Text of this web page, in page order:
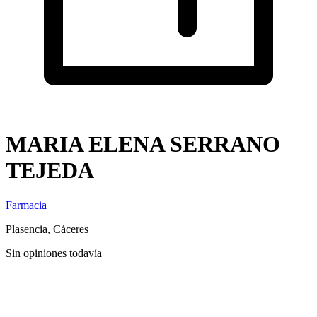
MARIA ELENA SERRANO
TEJEDA
Farmacia
Plasencia, Cáceres
Sin opiniones todavía